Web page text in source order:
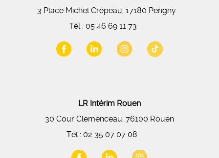
3 Place Michel Crépeau, 17180 Perigny
Tél : 05 46 69 11 73
LR Intérim Rouen
30 Cour Clemenceau, 76100 Rouen
Tél : 02 35 07 07 08